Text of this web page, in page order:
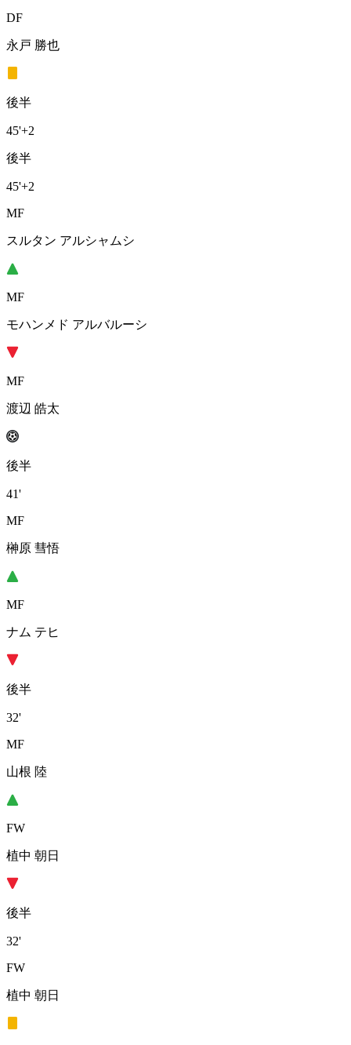
DF
永戸 勝也
後半
45'+2
後半
45'+2
MF
スルタン アルシャムシ
MF
モハンメド アルバルーシ
MF
渡辺 皓太
後半
41'
MF
榊原 彗悟
MF
ナム テヒ
後半
32'
MF
山根 陸
FW
植中 朝日
後半
32'
FW
植中 朝日